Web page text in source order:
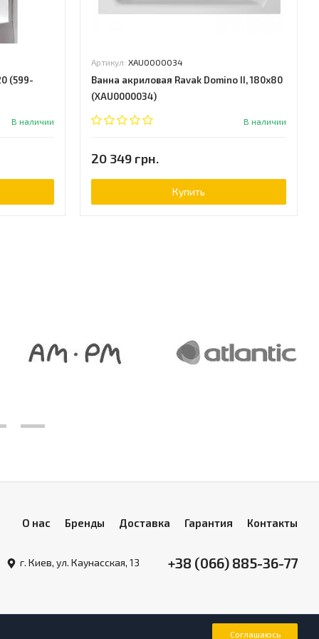
(599-
В наличии
Артикул: XAU0000034
Ванна акриловая Ravak Domino II, 180х80
(XAU0000034)
В наличии
20 349 грн.
Купить
О нас Бренды Доставка Гарантия Контакты
г. Киев, ул. Каунасская, 13 +38 (066) 885-36-77
Соглашаюсь